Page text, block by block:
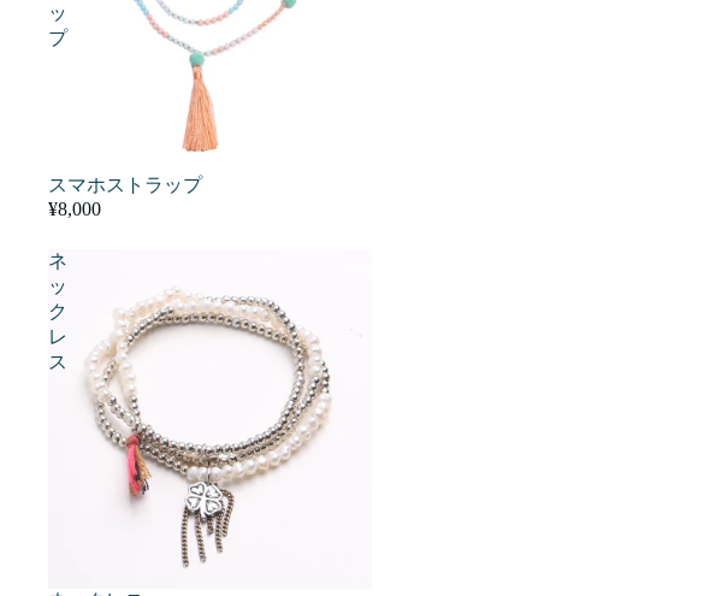
ッ
プ
スマホストラップ
¥8,000
ネ
ッ
ク
レ
ス